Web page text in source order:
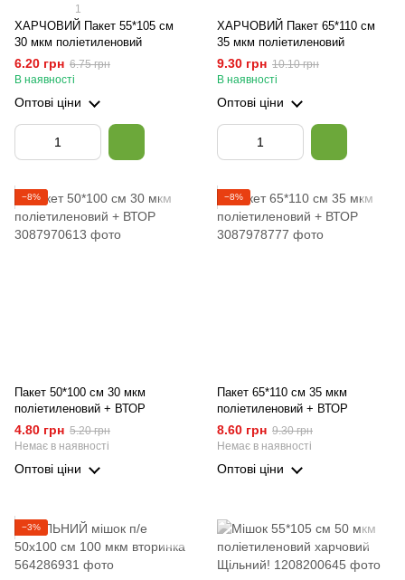
1
ХАРЧОВИЙ Пакет 55*105 см
30 мкм поліетиленовий
6.20 грн 6.75 грн
В наявності
Оптові ціни
ХАРЧОВИЙ Пакет 65*110 см
35 мкм поліетиленовий
9.30 грн 10.10 грн
В наявності
Оптові ціни
−8%
Пакет 50*100 см 30 мкм
поліетиленовий + ВТОР
4.80 грн 5.20 грн
Немає в наявності
Оптові ціни
−8%
Пакет 65*110 см 35 мкм
поліетиленовий + ВТОР
8.60 грн 9.30 грн
Немає в наявності
Оптові ціни
−3%